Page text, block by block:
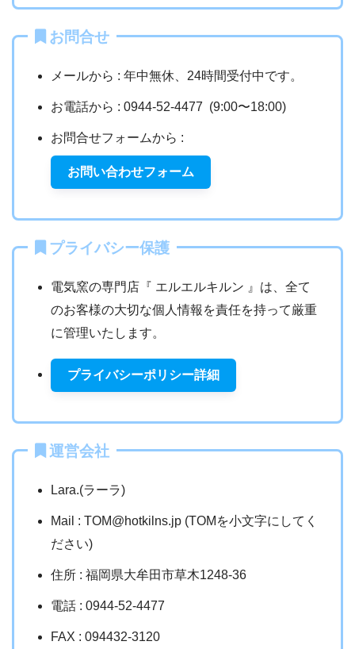
お問合せ
メールから : 年中無休、24時間受付中です。
お電話から : 0944-52-4477 (9:00〜18:00)
お問合せフォームから :
お問い合わせフォーム
プライバシー保護
電気窯の専門店『 エルエルキルン 』は、全て
のお客様の大切な個人情報を責任を持って厳重
に管理いたします。
プライバシーポリシー詳細
運営会社
Lara.(ラーラ)
Mail : TOM@hotkilns.jp (TOMを小文字にしてく
ださい)
住所 : 福岡県大牟田市草木1248-36
電話 : 0944-52-4477
FAX : 094432-3120